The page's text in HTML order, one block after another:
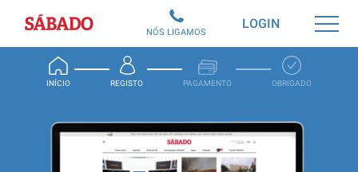
Sábado
INÍCIO REGISTO PAGAMENTO OBRIGADO
LOGIN
NÓS LIGAMOS